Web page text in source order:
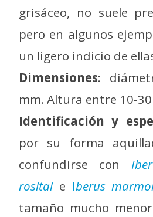
grisáceo, no suele
pero en algunos
un ligero indicio de
Dimensiones:
mm. Altura entre 10-
Identificación y
por su forma
confundirse con
rositaie Iberus
tamaño mucho